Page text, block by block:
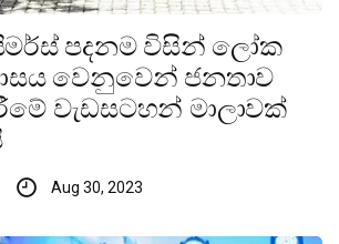
පදනම විසින් ලෝක
වෙනුවෙන් ජනතාව
වැඩසටහන් මාලාවක්
Aug 30, 2023